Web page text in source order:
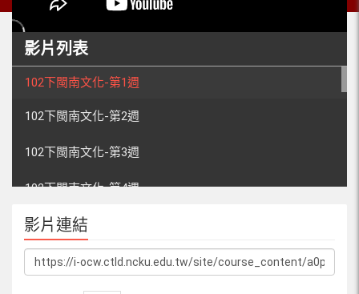
影片列表
102下閩南文化-第1週
102下閩南文化-第2週
102下閩南文化-第3週
102下閩南文化-第4週
102下閩南文化-第5週
102下閩南文化-第6週
影片連結